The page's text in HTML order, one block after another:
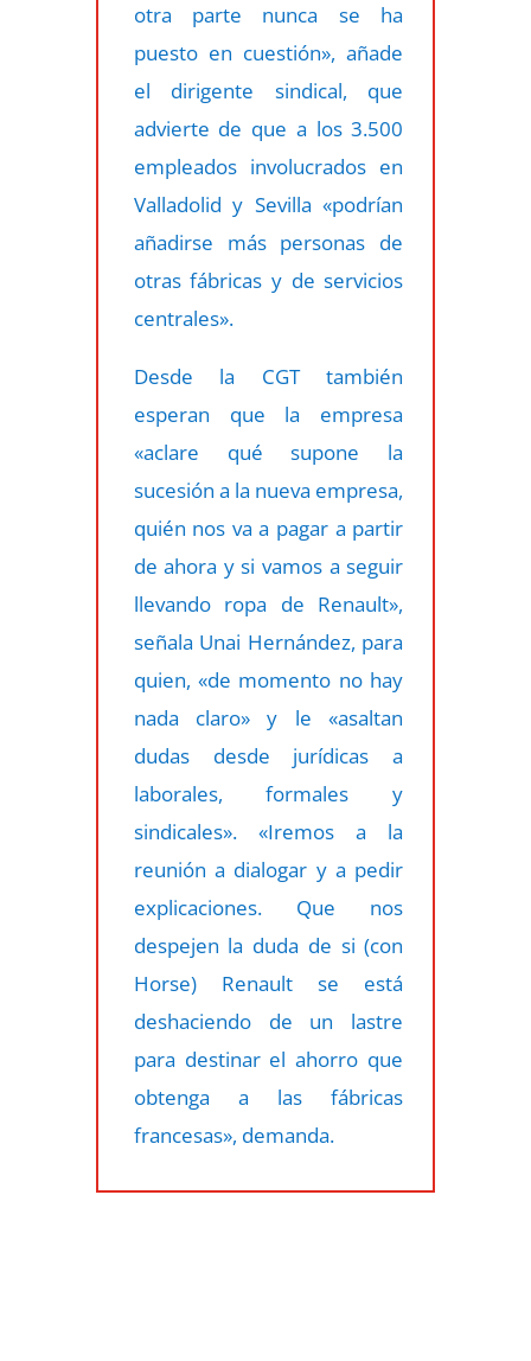
otra parte nunca se ha
puesto en cuestión», añade
el dirigente sindical, que
advierte de que a los 3.500
empleados involucrados en
Valladolid y Sevilla «podrían
añadirse más personas de
otras fábricas y de servicios
centrales».
Desde la CGT también
esperan que la empresa
«aclare qué supone la
sucesión a la nueva empresa,
quién nos va a pagar a partir
de ahora y si vamos a seguir
llevando ropa de Renault»,
señala Unai Hernández, para
quien, «de momento no hay
nada claro» y le «asaltan
dudas desde jurídicas a
laborales, formales y
sindicales». «Iremos a la
reunión a dialogar y a pedir
explicaciones. Que nos
despejen la duda de si (con
Horse) Renault se está
deshaciendo de un lastre
para destinar el ahorro que
obtenga a las fábricas
francesas», demanda.